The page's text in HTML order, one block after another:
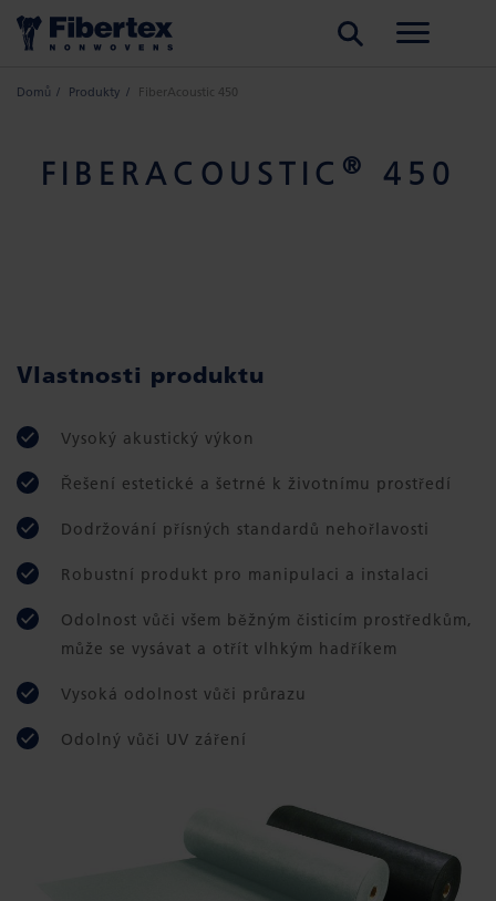
Domů Produkty FiberAcoustic 450
FIBERACOUSTIC ® 450
Vlastnosti produktu
Vysoký akustický výkon
Řešení estetické a šetrné k životnímu prostředí
Dodržování přísných standardů nehořlavosti
Robustní produkt pro manipulaci a instalaci
Odolnost vůči všem běžným čisticím prostředkům,
může se vysávat a otřít vlhkým hadříkem
Vysoká odolnost vůči průrazu
Odolný vůči UV záření